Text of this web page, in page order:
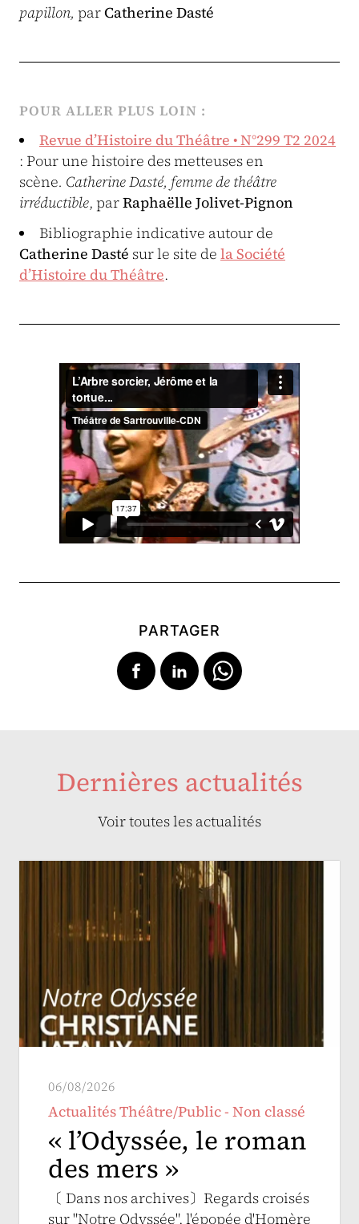
papillon, parCatherine Dasté
POUR ALLER PLUS LOIN :
Revue d’Histoire du Théâtre • N°299 T2 2024
: Pour une histoire des metteuses en
scène. Catherine Dasté, femme de théâtre
irréductible, parRaphaëlle Jolivet-Pignon
Bibliographie indicative autour de
Catherine Dasté sur le site de la Société
d’Histoire du Théâtre.
PARTAGER
Dernières actualités
Voir toutes les actualités
06/08/2026
Actualités Théâtre/Public - Non classé
« l’Odyssée, le roman
des mers »
〔 Dans nos archives〕Regards croisés
sur "Notre Odyssée", l'épopée d'Homère